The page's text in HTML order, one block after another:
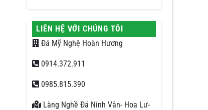
LIÊN HỆ VỚI CHÚNG TÔI
Đá Mỹ Nghệ Hoàn Hương
0914.372.911
0985.815.390
Làng Nghề Đá Ninh Vân- Hoa Lư-